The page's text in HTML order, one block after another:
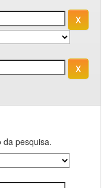
da pesquisa.